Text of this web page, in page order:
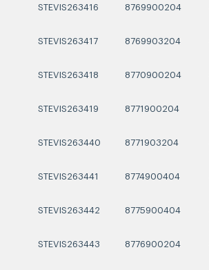
STEVIS263416 8769900204
STEVIS263417 8769903204
STEVIS263418 8770900204
STEVIS263419 8771900204
STEVIS263440 8771903204
STEVIS263441 8774900404
STEVIS263442 8775900404
STEVIS263443 8776900204